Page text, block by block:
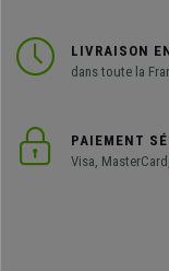
LIVRAISON
dans toute la
PAIEMENT
Visa,